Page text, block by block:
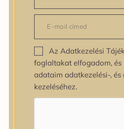
Kombinált
Száraz
Zsíros
Bőrprobléma
Bőrprobléma
Bőrpír
Dehidratált bőr
Az Adatkezelési
foglaltakat elfogadom,
adataim adatkezelési-, és
kezeléséhez.